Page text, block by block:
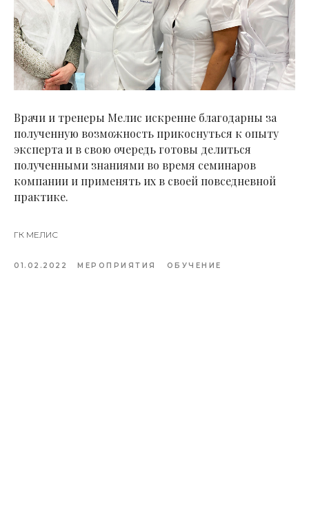
Врачи и тренеры Мелис искренне благодарны за
полученную возможность прикоснуться к опыту
эксперта и в свою очередь готовы делиться
полученными знаниями во время семинаров
компании и применять их в своей повседневной
практике.
ГК МЕЛИС
01.02.2022 МЕРОПРИЯТИЯ ОБУЧЕНИЕ